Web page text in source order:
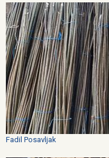
Fadil Posavljak